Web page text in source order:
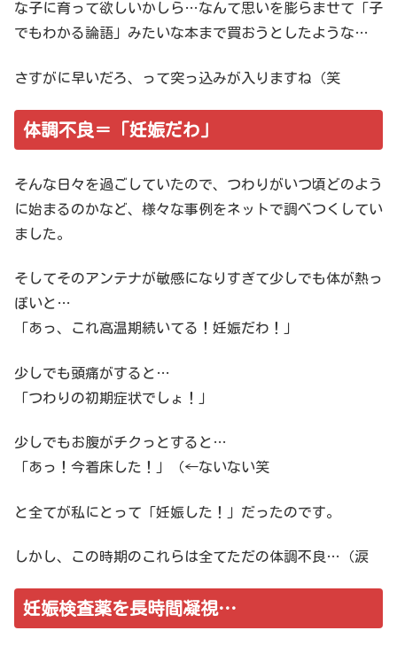
な子に育って欲しいかしら…なんて思いを膨らませて「子
でもわかる論語」みたいな本まで買おうとしたような…
さすがに早いだろ、って突っ込みが入りますね（笑
体調不良＝「妊娠だわ」
そんな日々を過ごしていたので、つわりがいつ頃どのよう
に始まるのかなど、様々な事例をネットで調べつくしてい
ました。
そしてそのアンテナが敏感になりすぎて少しでも体が熱っ
ぽいと…
「あっ、これ高温期続いてる！妊娠だわ！」
少しでも頭痛がすると…
「つわりの初期症状でしょ！」
少しでもお腹がチクっとすると…
「あっ！今着床した！」（←ないない笑
と全てが私にとって「妊娠した！」だったのです。
しかし、この時期のこれらは全てただの体調不良…（涙
妊娠検査薬を長時間凝視…